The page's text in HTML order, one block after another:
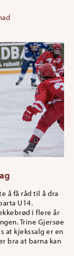
å få råd til å dra
U14.
i flere år
Trine Gjersøe
at kjekssalg er en
bra at barna kan